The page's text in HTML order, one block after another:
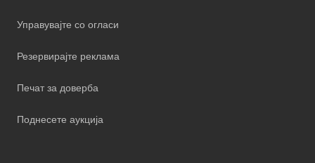
Управувајте со огласи
Резервирајте реклама
Печат за доверба
Поднесете аукција